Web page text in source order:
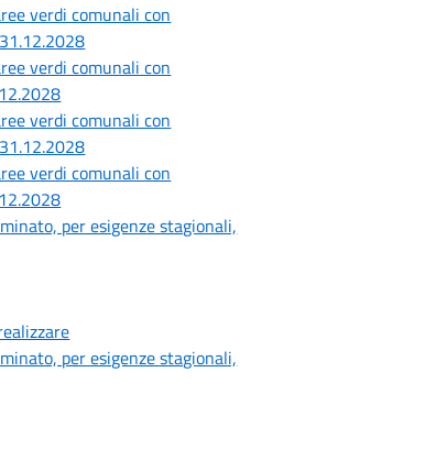
verdi comunali con
verdi comunali con
verdi comunali con
verdi comunali con
per esigenze stagionali,
per esigenze stagionali,